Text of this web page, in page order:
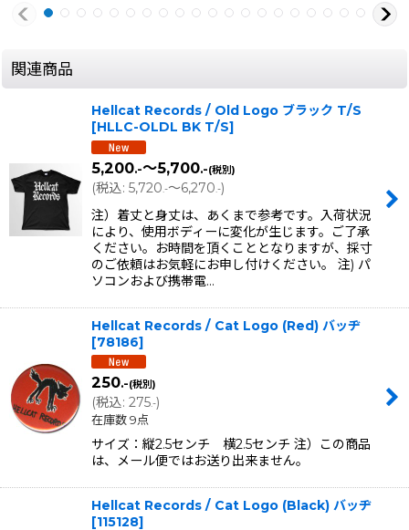
関連商品
Hellcat Records / Old Logo ブラック T/S
[HLLC-OLDL BK T/S]
5,200.-～5,700.-(税別)
(税込: 5,720 .-～6,270 .-)
注）着丈と身丈は、あくまで参考です。入荷状況
により、使用ボディーに変化が生じます。ご了承
ください。お時間を頂くこととなりますが、採寸
のご依頼はお気軽にお申し付けください。 注) パ
ソコンおよび携帯電…
Hellcat Records / Cat Logo (Red) バッヂ
[78186]
250.-(税別)
(税込: 275.-)
在庫数 9点
サイズ：縦2.5センチ 横2.5センチ 注）この商品
は、メール便ではお送り出来ません。
Hellcat Records / Cat Logo (Black) バッヂ
[115128]